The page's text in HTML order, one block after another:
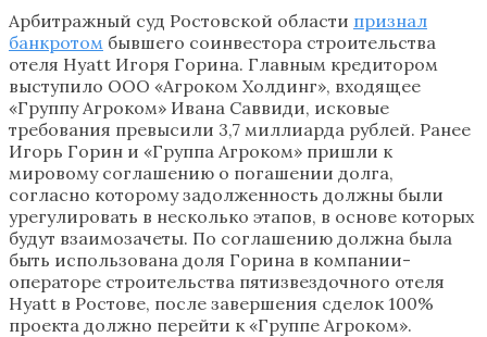
Арбитражный суд Ростовской области признал
банкротом бывшего соинвестора строительства
отеля Hyatt Игоря Горина. Главным кредитором
выступило ООО «Агроком Холдинг», входящее
«Группу Агроком» Ивана Саввиди, исковые
требования превысили 3,7 миллиарда рублей. Ранее
Игорь Горин и «Группа Агроком» пришли к
мировому соглашению о погашении долга,
согласно которому задолженность должны были
урегулировать в несколько этапов, в основе которых
будут взаимозачеты. По соглашению должна была
быть использована доля Горина в компании-
операторе строительства пятизвездочного отеля
Hyatt в Ростове, после завершения сделок 100%
проекта должно перейти к «Группе Агроком».